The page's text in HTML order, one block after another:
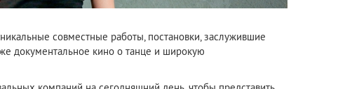
совместные работы, постановки, заслужившие
документальное кино о танце и широкую